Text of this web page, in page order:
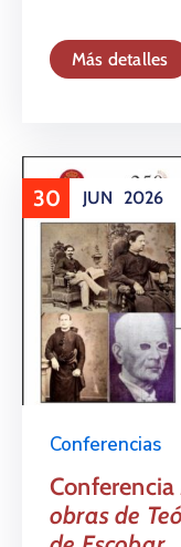
Más detalles
30 JUN 2026
Conferencias
Conferencia
obras de